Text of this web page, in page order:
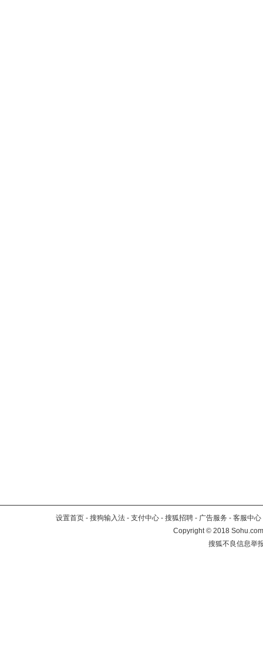
设置首页 - 搜狗输入法 - 支付中心 - 搜狐招聘 - 广告服务 - 客服中心
Copyright©2018
搜狐不良信息举